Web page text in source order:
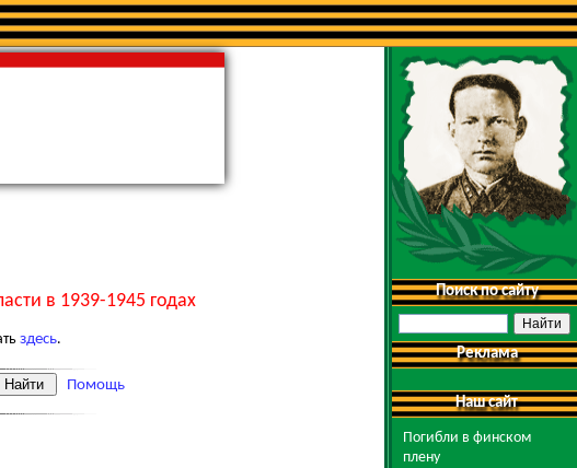
в 1939-1945 годах
здесь.
Помощь
Поиск по сайту
Реклама
Наш сайт
Погибли в финском
плену